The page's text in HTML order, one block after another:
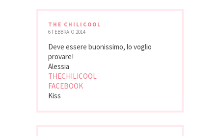
THE CHILICOOL
6 FEBBRAIO 2014
Deve essere buonissimo, lo voglio
provare!
Alessia
THECHILICOOL
FACEBOOK
Kiss